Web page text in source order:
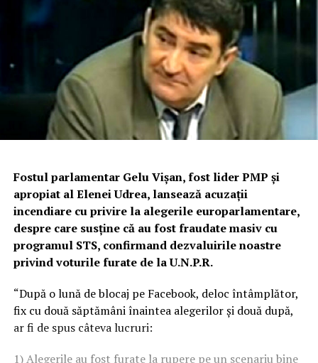
Fostul parlamentar Gelu Vişan, fost lider PMP şi
apropiat al Elenei Udrea, lansează acuzaţii
incendiare cu privire la alegerile europarlamentare,
despre care susţine că au fost fraudate masiv cu
programul STS, confirmand dezvaluirile noastre
privind voturile furate de la U.N.P.R.
“După o lună de blocaj pe Facebook, deloc întâmplător,
fix cu două săptămâni înaintea alegerilor și două după,
ar fi de spus câteva lucruri:
1) Alegerile au fost furate la rupere pe un scenariu bine